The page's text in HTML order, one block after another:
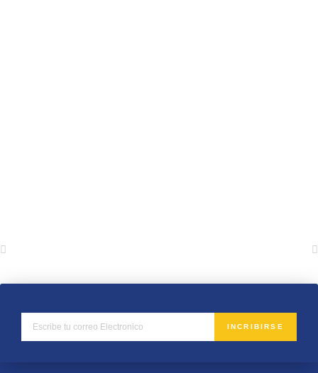
INCRIBIRSE